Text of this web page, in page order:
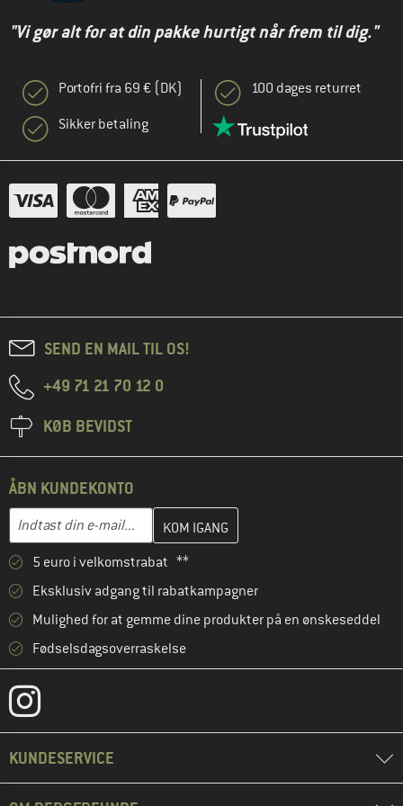
"Vi gør alt for at din pakke hurtigt når frem til dig."
Portofri fra 69 € (DK)
Sikker betaling
100 dages returret
SEND EN MAIL TIL OS!
+49 71 21 70 12 0
KØB BEVIDST
ÅBN KUNDEKONTO
E-mail-adresse
Indtast din e-mailadresse her, og opret i næste trin din
5 euro i velkomstrabat **
Eksklusiv adgang til rabatkampagner
Mulighed for at gemme dine produkter på en ønskeseddel
Fødselsdagsoverraskelse
KUNDESERVICE